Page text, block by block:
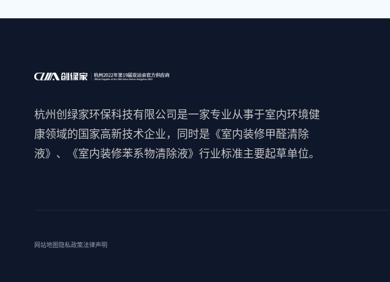
杭州创绿家环保科技有限公司是一家专业从事于室内环境健
康领域的国家高新技术企业，同时是《室内装修甲醛清除
液》、《室内装修苯系物清除液》行业标准主要起草单位。
网站地图 隐私政策法律声明